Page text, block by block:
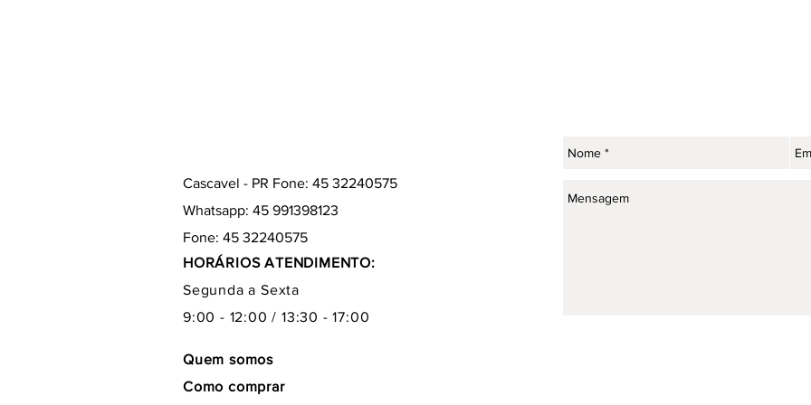
Cascavel - PR Fone: 45 32240575
Whatsapp: 45 991398123
Fone: 45 32240575
HORÁRIOS ATENDIMENTO:
Segunda a Sexta
9:00 - 12:00 / 13:30 - 17:00
Quem somos
Como comprar